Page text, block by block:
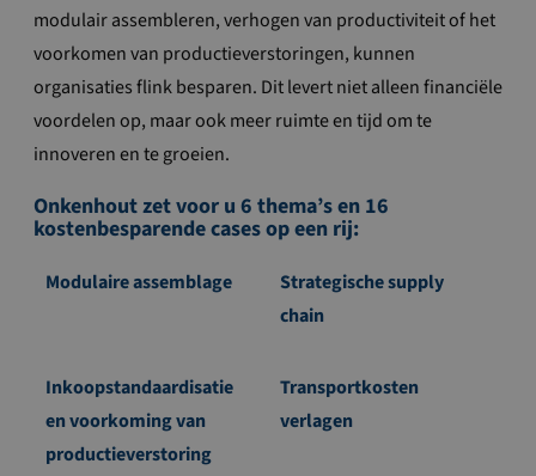
modulair assembleren, verhogen van productiviteit of het
voorkomen van productieverstoringen, kunnen
organisaties flink besparen. Dit levert niet alleen financiële
voordelen op, maar ook meer ruimte en tijd om te
innoveren en te groeien.
Onkenhout zet voor u 6 thema’s en 16
kostenbesparende cases op een rij:
Modulaire assemblage
Strategische supply
chain
Inkoopstandaardisatie
en voorkoming van
productieverstoring
Transportkosten
verlagen